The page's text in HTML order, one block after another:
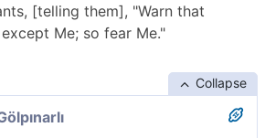
[telling them], "Warn that
Me; so fear Me."
Collapse